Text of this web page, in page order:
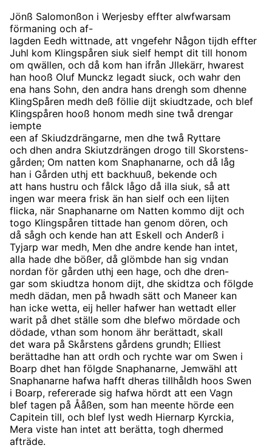
Jönß Salomonßon i Werjesby effter alwfwarsam
förmaning och af-
lagden Eedh wittnade, att vngefehr Någon tijdh effter
Juhl kom Klingspåren siuk sielf hempt dit till honom
om qwällen, och då kom han ifrån Jllekärr, hwarest
han hooß Oluf Munckz legadt siuck, och wahr den
ena hans Sohn, den andra hans drengh som dhenne
KlingSpåren medh deß föllie dijt skiudtzade, och blef
Klingspåren hooß honom medh sine twå drengar
iempte
een af Skiudzdrängarne, men dhe twå Ryttare
och dhen andra Skiutzdrängen drogo till Skorstens-
gården; Om natten kom Snaphanarne, och då låg
han i Gården uthj ett backhuuß, bekende och
att hans hustru och fålck lågo då illa siuk, så att
ingen war meera frisk än han sielf och een lijten
flicka, när Snaphanarne om Natten kommo dijt och
togo Klingspåren tittade han genom dören, och
då sågh och kende han att Eskell och Anderß i
Tyjarp war medh, Men dhe andre kende han intet,
alla hade dhe bößer, då glömbde han sig vndan
nordan för gården uthj een hage, och dhe dren-
gar som skiudtza honom dijt, dhe skidtza och fölgde
medh dädan, men på hwadh sätt och Maneer kan
han icke wetta, eij heller hafwer han wettadt eller
warit på dhet ställe som dhe blefwo mördade och
dödade, vthan som honom ähr berättadt, skall
det wara på Skårstens gårdens grundh; Elliest
berättadhe han att ordh och rychte war om Swen i
Boarp dhet han fölgde Snaphanarne, Jemwähl att
Snaphanarne hafwa hafft dheras tillhåldh hoos Swen
i Boarp, refererade sig hafwa hördt att een Vagn
blef tagen på Ååßen, som han meente hörde een
Capitein till, och blef lyst wedh Hiernarp Kyrckia,
Mera viste han intet att berätta, togh dhermed
afträde.